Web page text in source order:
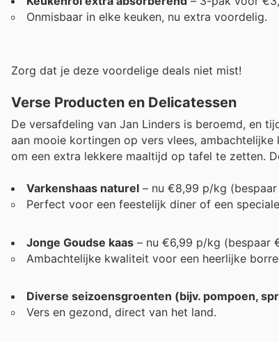
Onmisbaar in elke keuken, nu extra voordelig.
Zorg dat je deze voordelige deals niet mist!
Verse Producten en Delicatessen
De versafdeling van Jan Linders is beroemd, en
aan mooie kortingen op vers vlees,
om een extra lekkere maaltijd op tafel te zetten.
Varkenshaas naturel – nu €8,99 p/kg
Perfect voor een feestelijk diner of een
Jonge Goudse kaas – nu €6,99 p/kg (bespaar
Ambachtelijke kwaliteit voor een heerlijke
Diverse seizoensgroenten (bijv. pompoen,
Vers en gezond, direct van het land.